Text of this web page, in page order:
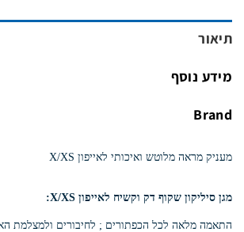
תיאור
מידע נוסף
Brand
מעניק מראה מלוטש ואיכותי לאייפון X/XS
מגן סיליקון שקוף דק וקשיח לאייפון X/XS: